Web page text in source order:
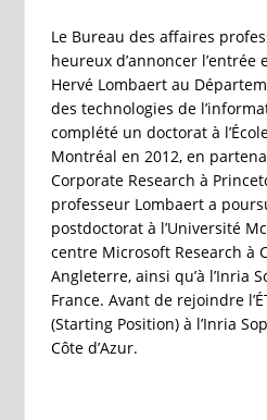
Le Bureau des affaires
heureux d’annoncer
Hervé Lombaert au
des technologies de
complété un doctorat à
Montréal en 2012, en
Corporate Research à
professeur Lombaert a
postdoctorat à l’Université
centre Microsoft Research à
Angleterre, ainsi qu’à l’Inria
France. Avant de rejoindre
(Starting Position) à l’Inria
Côte d’Azur.